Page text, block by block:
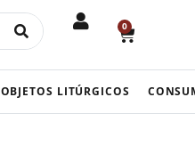
0
CART
OBJETOS LITÚRGICOS